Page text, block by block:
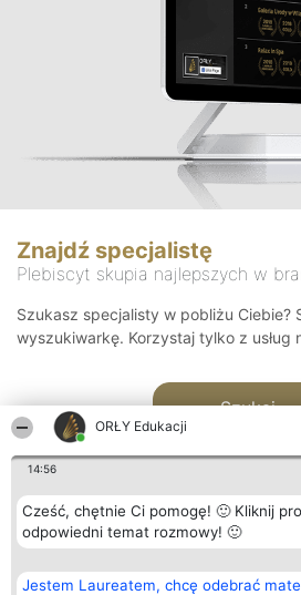
ORŁY Edukacji
14:56
Cześć, chętnie Ci pomogę! 🙂 Kliknij
odpowiedni temat rozmowy! 🙂
Jestem Laureatem, chcę odebrać
Znajdź specjalistę
Plebiscyt skupia najlepszych w
Szukasz specjalisty w pobliżu Ciebie?
wyszukiwarkę. Korzystaj tylko z usług
Szukaj
Organizator plebiscytu
Bright Side Solutions sp. z o.
Plebiscyt
Laureaci